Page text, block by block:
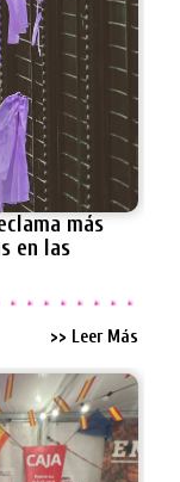
más
en las
>> Leer Más